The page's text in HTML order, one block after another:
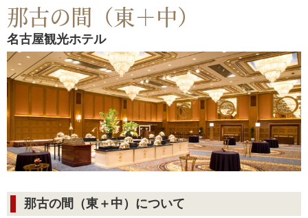
那古の間（東＋中）
名古屋観光ホテル
那古の間（東＋中）について